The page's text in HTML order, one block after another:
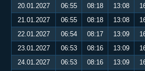
20.01.2027
06:55 08:18 13:08
21.01.2027
06:55 08:18 13:08
22.01.2027
06:54 08:17 13:09
23.01.2027
06:53 08:16 13:09
24.01.2027
06:53 08:16 13:09